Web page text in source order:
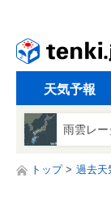
天気予報
雨雲レー
トップ 過去天